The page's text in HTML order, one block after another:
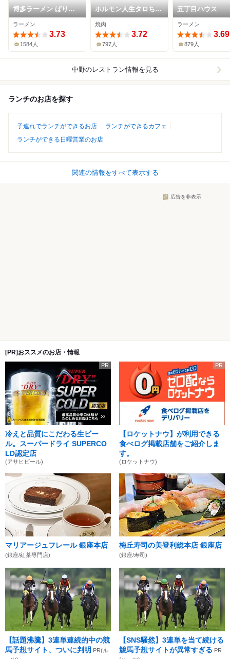
博多ラーメン ばりこ
て
ラーメン
3.73
1584人
ホルモン人生タロちゃ
ん
焼肉
3.72
797人
五丁目ハウス
ラーメン
3.69
879人
中野のレストラン情報を見る
ランチのお店を探す
子連れでランチができるお店
ランチができるカフェ
ランチができる日曜営業のお店
関連の情報をすべて表示する
広告を非表示
[PR]おススメのお店・情報
PR
冷えと品質にこだわる生ビー
ル。スーパードライ SUPERCO
LD認定店
(アサヒビール)
PR
【ロケットナウ】が利用できる
食べログ掲載店舗をご紹介しま
す。
(ロケットナウ)
マリアージュフレール 銀座本店
(銀座/紅茶専門店)
梅丘寿司の美登利総本店 銀座店
(銀座/寿司)
【話題沸騰】3連単連続的中の競
馬予想サイト、ついに判明 PR(ル
【SNS騒然】3連単を当て続ける
競馬予想サイトが異常すぎる PR